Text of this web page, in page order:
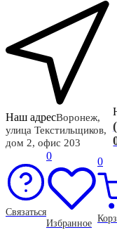
Наш адресВоронеж,
улица Текстильщиков,
дом 2, офис 203
Связаться
0
Избранное
0